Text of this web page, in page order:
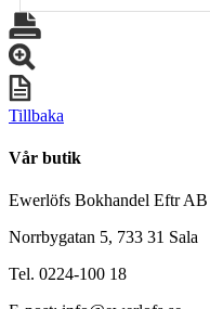
Tillbaka
Vår butik
Ewerlöfs Bokhandel Eftr AB
Norrbygatan 5, 733 31 Sala
Tel. 0224-100 18